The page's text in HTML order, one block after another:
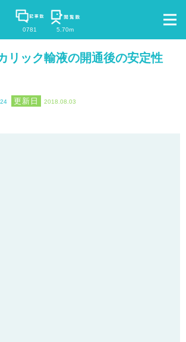
0781 5.70m
リック輸液の開通後の安定性
2018.08.03